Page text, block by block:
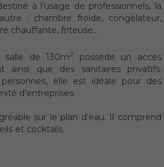
à l’usage de professionnels, la
: chambre froide, congélateur,
chauffante, friteuse…
de 130m2
possède un accès
ainsi que des sanitaires privatifs.
elle est idéale pour des
d’entreprises.
sur le plan d’eau. Il comprend
et cocktails.